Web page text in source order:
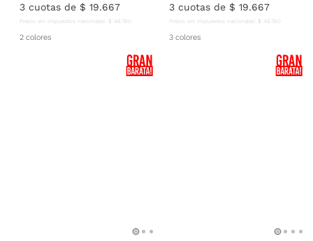
3cuotas de $ 19.667
Precio sin impuestos nacionales: $ 48 760
2 colores
3cuotas de $ 19.667
Precio sin impuestos nacionales: $ 48 760
3 colores